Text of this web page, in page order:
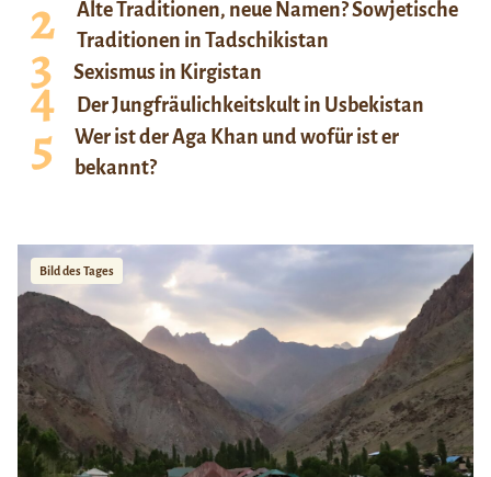
Alte Traditionen, neue Namen? Sowjetische
Traditionen in Tadschikistan
Sexismus in Kirgistan
Der Jungfräulichkeitskult in Usbekistan
Wer ist der Aga Khan und wofür ist er
bekannt?
Bild des Tages